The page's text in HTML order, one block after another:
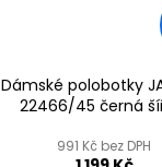
Dámské polobotky
22466/45 černá
991 Kč bez DPH